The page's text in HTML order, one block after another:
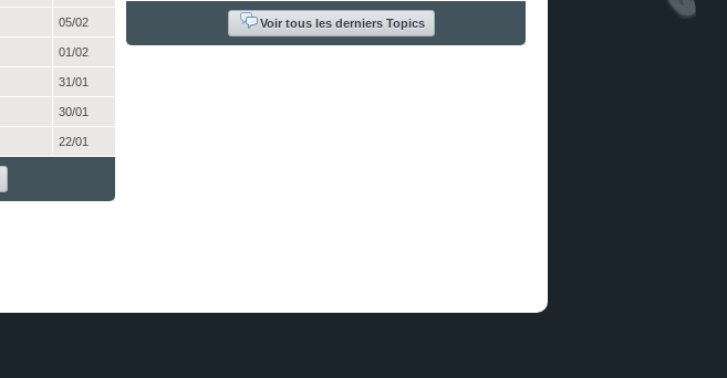
05/02
01/02
31/01
30/01
22/01
Voir tous les derniers Topics